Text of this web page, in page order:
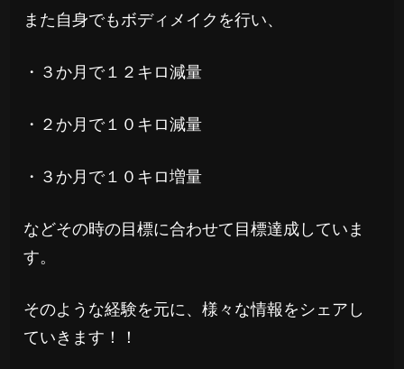
また自身でもボディメイクを行い、
・３か月で１２キロ減量
・２か月で１０キロ減量
・３か月で１０キロ増量
などその時の目標に合わせて目標達成していま
す。
そのような経験を元に、様々な情報をシェアし
ていきます！！